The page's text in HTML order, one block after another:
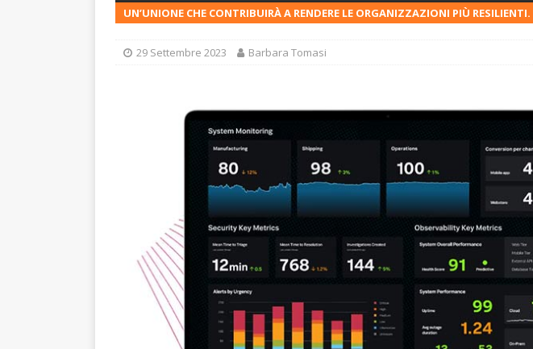
UN’UNIONE CHE CONTRIBUIRÀ A RENDERE LE ORGANIZZAZIONI PIÙ RESILIENTI.
29 Settembre 2023 Barbara Tomasi